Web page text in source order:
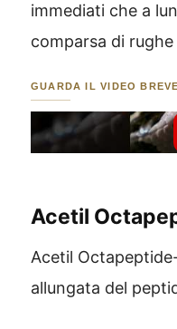
immediati che a
comparsa di
GUARDA IL VIDEO BREVE
Acetil
Acetil
allungata del